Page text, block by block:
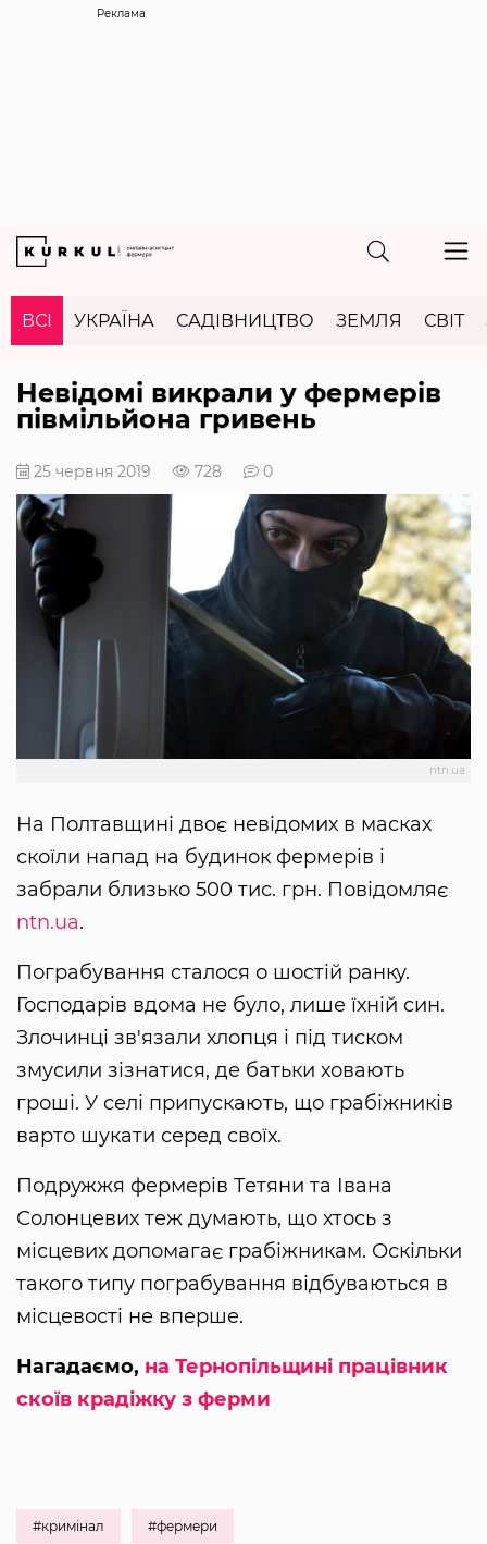
Реклама
ВСІ УКРАЇНА САДІВНИЦТВО ЗЕМЛЯ СВІТ
Невідомі викрали у фермерів
півмільйона гривень
25 червня 2019 728 0
ntn.ua
На Полтавщині двоє невідомих в масках
скоїли напад на будинок фермерів і
забрали близько 500 тис. грн. Повідомляє
ntn.ua.
Пограбування сталося о шостій ранку.
Господарів вдома не було, лише їхній син.
Злочинці зв'язали хлопця і під тиском
змусили зізнатися, де батьки ховають
гроші. У селі припускають, що грабіжників
варто шукати серед своїх.
Подружжя фермерів Тетяни та Івана
Солонцевих теж думають, що хтось з
місцевих допомагає грабіжникам. Оскільки
такого типу пограбування відбуваються в
місцевості не вперше.
Нагадаємо, на Тернопільщині працівник
скоїв крадіжку з ферми
#кримінал #фермери